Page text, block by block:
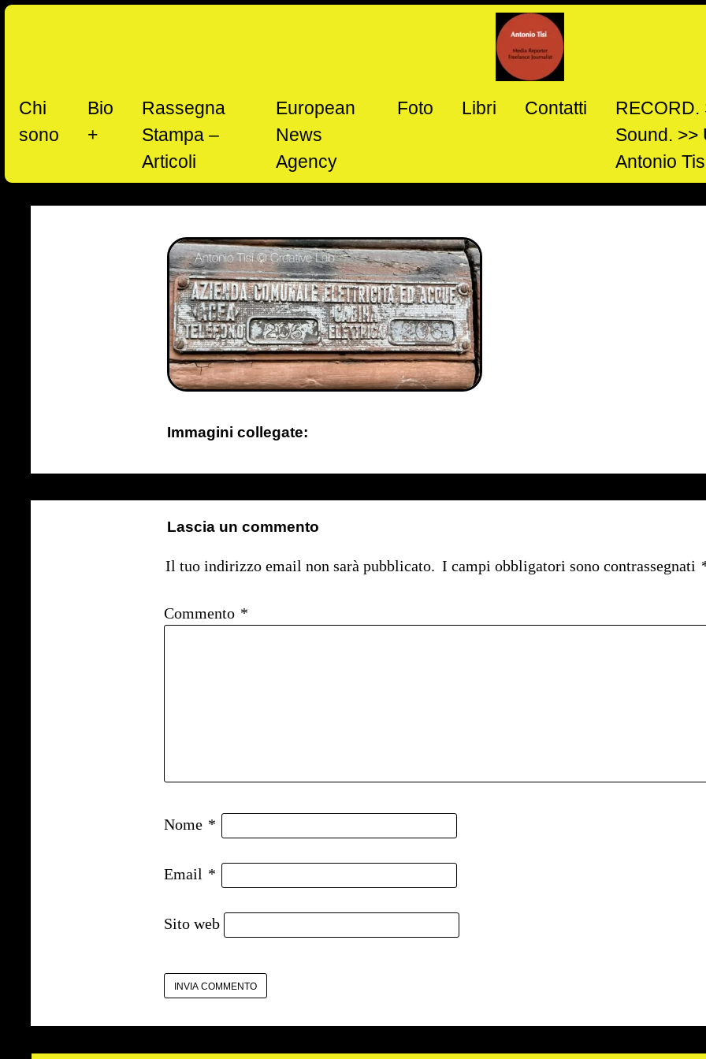
Skip
content
Chi
sono
Bio
+
Rassegna
Stampa –
Articoli
European
News
Agency
Foto Libri Contatti
RECORD.
Sound. >>
Antonio
RUGGINE – (rione Monti –
Immagini collegate:
Lascia un commento
Il tuo indirizzo email non sarà pubblicato. I campi obbligatori sono contrassegnati
Commento *
Nome *
Email *
Sito web